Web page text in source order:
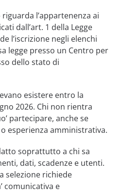
l’appartenenza ai
dall’art. 1 della Legge
l’iscrizione negli elenchi
legge presso un Centro per
dello stato di
esistere entro la
2026. Chi non rientra
partecipare, anche se
esperienza amministrativa.
soprattutto a chi sa
dati, scadenze e utenti.
selezione richiede
comunicativa e